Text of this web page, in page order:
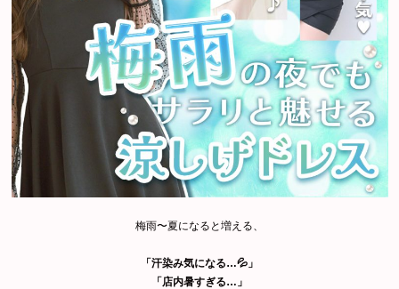
梅雨〜夏になると増える、
「汗染み気になる…💦」
「店内暑すぎる…」